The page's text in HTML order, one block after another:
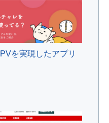
を実現したアプリ